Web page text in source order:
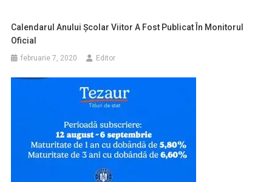
Calendarul Anului Şcolar Viitor A Fost Publicat În Monitorul
Oficial
februarie 7, 2020 Editor